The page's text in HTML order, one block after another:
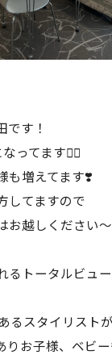
です！
ってます💁‍♀️
も増えてます❣️
してますので
お越しください〜
るトータルビュ
るスタイリスト
お子様、ベビ